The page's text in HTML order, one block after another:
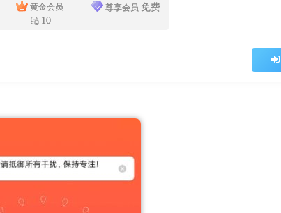
黄金会员
10
尊享会员 免费